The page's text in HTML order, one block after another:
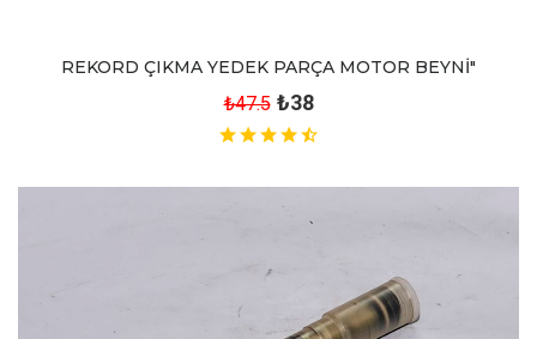
REKORD ÇIKMA YEDEK PARÇA MOTOR BEYNİ"
₺47.5 ₺38